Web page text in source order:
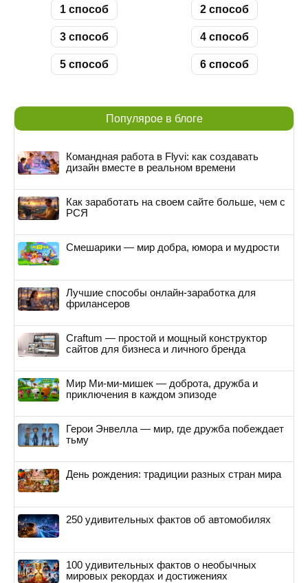
1 способ 2 способ
3 способ 4 способ
5 способ 6 способ
Популярое в блоге
Командная работа в Flyvi: как создавать
дизайн вместе в реальном времени
Как заработать на своем сайте больше, чем с
РСЯ
Смешарики — мир добра, юмора и мудрости
Лучшие способы онлайн-заработка для
фрилансеров
Craftum — простой и мощный конструктор
сайтов для бизнеса и личного бренда
Мир Ми-ми-мишек — доброта, дружба и
приключения в каждом эпизоде
Герои Энвелла — мир, где дружба побеждает
тьму
День рождения: традиции разных стран мира
250 удивительных фактов об автомобилях
100 удивительных фактов о необычных
мировых рекордах и достижениях